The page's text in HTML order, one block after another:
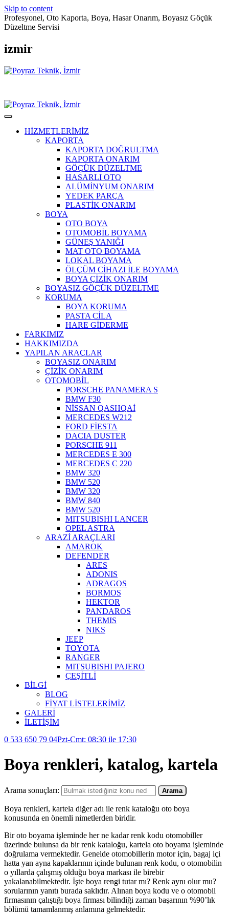
Skip to content
Profesyonel, Oto Kaporta, Boya, Hasar Onarım, Boyasız Göçük
Düzeltme Servisi
izmir
HİZMETLERİMİZ
KAPORTA
KAPORTA DOĞRULTMA
KAPORTA ONARIM
GÖÇÜK DÜZELTME
HASARLI OTO
ALÜMİNYUM ONARIM
YEDEK PARÇA
PLASTİK ONARIM
BOYA
OTO BOYA
OTOMOBİL BOYAMA
GÜNEŞ YANIĞI
MAT OTO BOYAMA
LOKAL BOYAMA
ÖLÇÜM CİHAZI İLE BOYAMA
BOYA ÇİZİK ONARIM
BOYASIZ GÖÇÜK DÜZELTME
KORUMA
BOYA KORUMA
PASTA CİLA
HARE GİDERME
FARKIMIZ
HAKKIMIZDA
YAPILAN ARAÇLAR
BOYASIZ ONARIM
ÇİZİK ONARIM
OTOMOBİL
PORSCHE PANAMERA S
BMW F30
NİSSAN QASHQAİ
MERCEDES W212
FORD FİESTA
DACIA DUSTER
PORSCHE 911
MERCEDES E 300
MERCEDES C 220
BMW 320
BMW 520
BMW 320
BMW 840
BMW 520
MITSUBISHI LANCER
OPEL ASTRA
ARAZİ ARAÇLARI
AMAROK
DEFENDER
ARES
ADONIS
ADRAGOS
BORMOS
HEKTOR
PANDAROS
THEMIS
NIKS
JEEP
TOYOTA
RANGER
MITSUBISHI PAJERO
ÇEŞİTLİ
BİLGİ
BLOG
FİYAT LİSTELERİMİZ
GALERİ
İLETİŞİM
0 533 650 79 04Pzt-Cmt: 08:30 ile 17:30
Boya renkleri, katalog, kartela
Arama sonuçları: Arama
Boya renkleri, kartela diğer adı ile renk kataloğu oto boya
konusunda en önemli nimetlerden biridir.
Bir oto boyama işleminde her ne kadar renk kodu otomobiller
üzerinde bulunsa da bir renk kataloğu, kartela oto boyama işleminde
doğrulama vermektedir. Genelde otomobillerin motor için, bagaj içi
hatta yan ayna kapaklarının içinde bulunan renk kodu, o otomobilin
o yıllarda çalışmış olduğu boya markası ile birebir
yakalanabilmektedir. İşte boya rengi tutar mı? Renk aynı olur mu?
sorularının yanıtı burada saklıdır. Alınan boya kodu ve o otomobil
firmasının çalıştığı boya firması bilindiği zaman başarının %90’lık
bölümü tamamlanmış anlamına gelmektedir.